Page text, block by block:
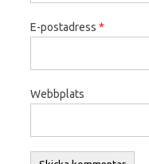
E-postadress *
Webbplats